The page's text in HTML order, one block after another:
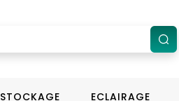
STOCKAGE
ECLAIRAGE